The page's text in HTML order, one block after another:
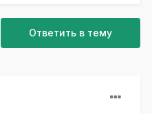
Ответить в тему